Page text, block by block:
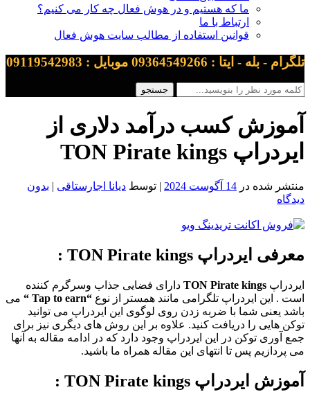
ما که هستیم و در هوش فعال چه کار می کنیم؟
ارتباط با ما
قوانین استفاده از مطالب سایت هوش فعال
تلگرام - بله - ایتا : 09364549266 موبایل : 09119542983
آموزش کسب درآمد دلاری از
ایردراپ TON Pirate kings
منتشر شده در 14 آگوست 2024 | توسط دیانا اجارستاقی | بدون
دیدگاه
معرفی ایردراپ TON Pirate kings :
ایردراپ
دارای فضایی جذاب وسرگرم کننده
است . این ایردراپ تلگرامی مانند همستر از نوع “Tap to earn “
می
باشد یعنی شما با ضربه زدن روی لوگوی این ایردراپ می توانید
توکن هایی را دریافت کنید. علاوه بر این روش های دیگری نیز برای
جمع آوری توکن در این ایردراپ وجود دارد که در ادامه مقاله به آنها
می پردازیم پس تا انتهای این مقاله همراه ما باشید.
آموزش ایردراپ TON Pirate kings :